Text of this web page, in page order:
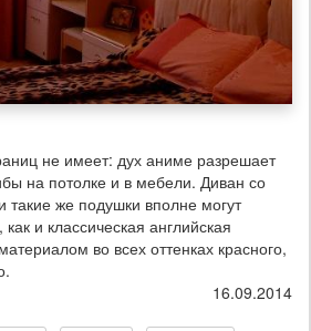
не имеет: дух аниме разрешает
на потолке и в мебели. Диван со
такие же подушки вполне могут
и классическая английская
во всех оттенках красного,
16.09.2014